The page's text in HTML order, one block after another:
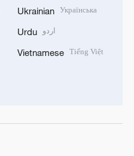
Ukrainian Українська
Urdu اردو
Vietnamese Tiếng Việt